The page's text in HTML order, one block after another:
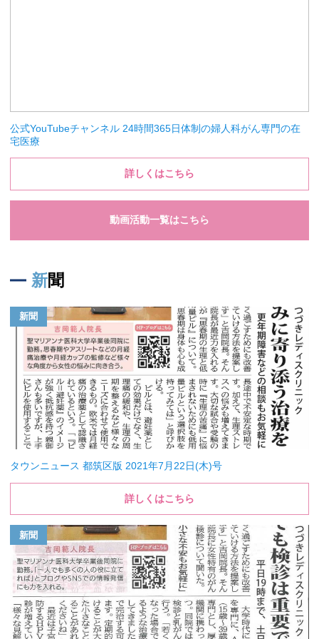
公式YouTubeチャンネル 24時間365日体制の婦人科がん専門の在
宅医療
詳しくはこちら
動画活動一覧はこちら
新聞
新聞
タウンニュース 都筑区版 2021年7月22日(木)号
詳しくはこちら
新聞